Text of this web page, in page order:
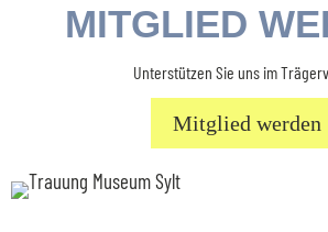
MITGLIED
Unterstützen Sie uns im
Mitglied werden